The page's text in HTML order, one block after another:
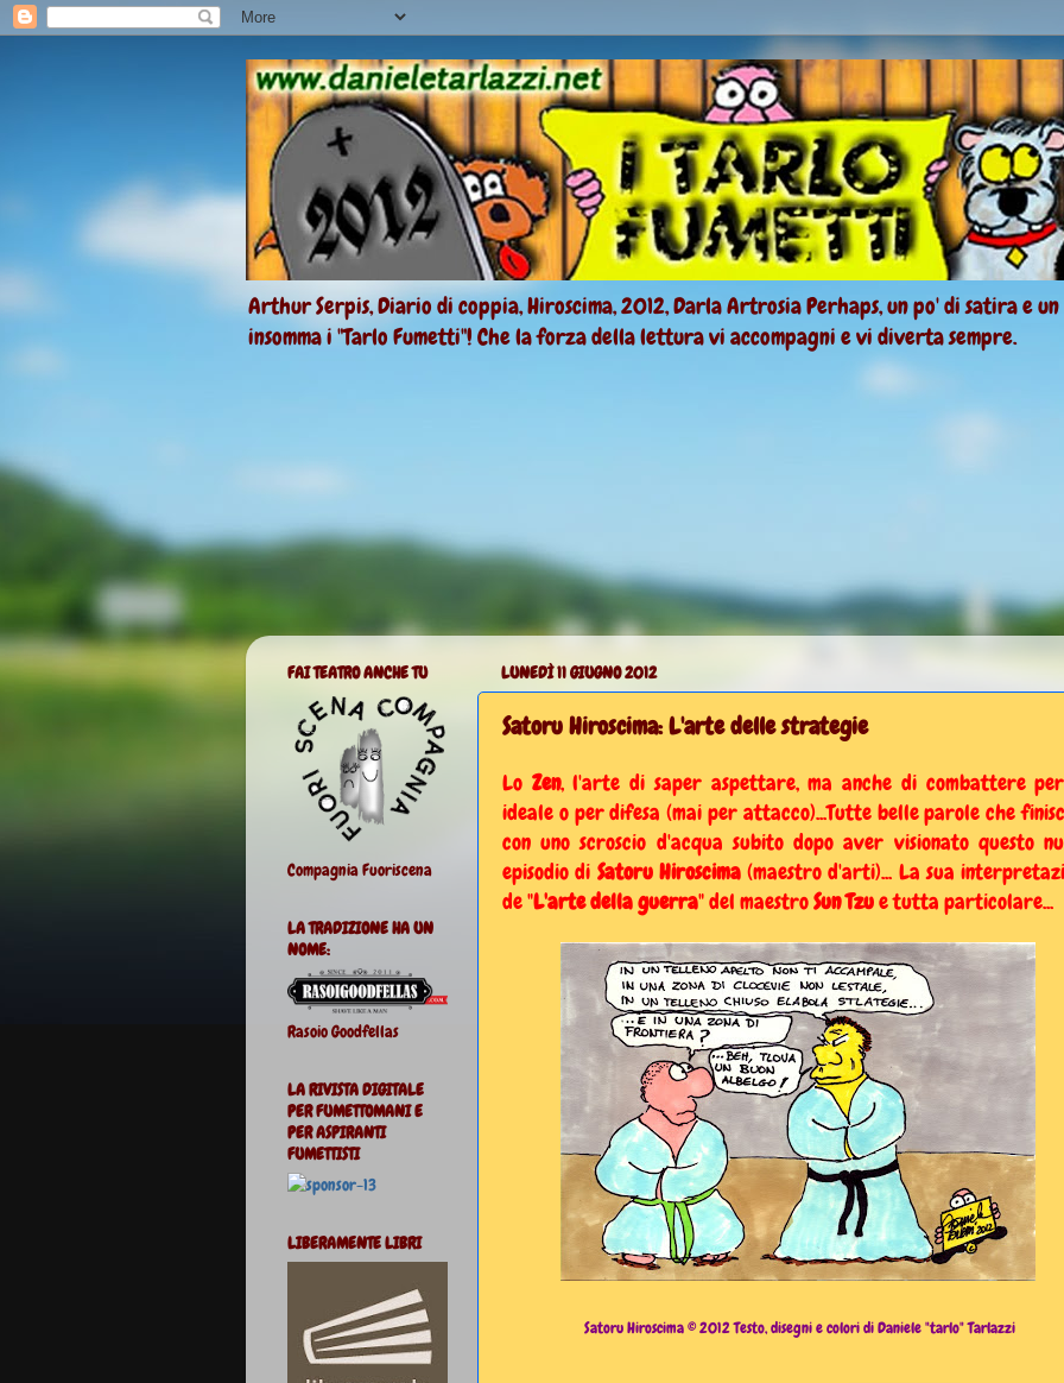
Arthur Serpis, Diario di coppia, Hiroscima, 2012, Darla Artrosia Perhaps, un po' di satira e
insomma i "Tarlo Fumetti"! Che la forza della lettura vi accompagni e vi diverta sempre.
LUNEDÌ 11 GIUGNO 2012
Satoru Hiroscima: L'arte delle strategie
Lo Zen, l'arte di saper aspettare, ma anche di combattere
ideale o per difesa (mai per attacco)...Tutte belle parole che
con uno scroscio d'acqua subito dopo aver visionato questo
episodio di Satoru Hiroscima(maestro d'arti)... La sua
de "L'arte della guerra" del maestroSun Tzue tutta particolare...
Satoru Hiroscima © 2012 Testo, disegni e colori di Daniele "tarlo" Tarlazzi
FAI TEATRO ANCHE TU
Compagnia Fuoriscena
LA TRADIZIONE HA UN
NOME:
Rasoio Goodfellas
LA RIVISTA DIGITALE
PER FUMETTOMANI E
PER ASPIRANTI
FUMETTISTI
LIBERAMENTE LIBRI